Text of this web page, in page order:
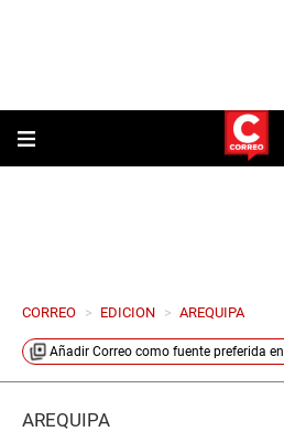
CORREO > EDICION > AREQUIPA
Añadir Correo como fuente preferida en
AREQUIPA